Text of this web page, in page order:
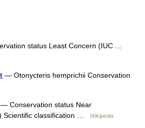
status Least Concern (IUC …
— Otonycteris hemprichii Conservation
— Conservation status Near
Scientific classification …
Wikipedia